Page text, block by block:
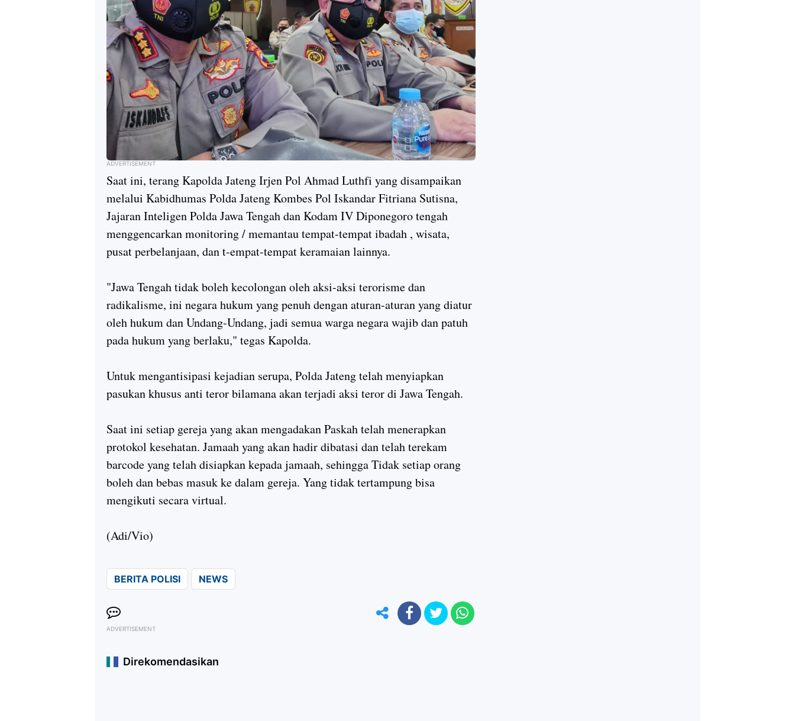
ADVERTISEMENT
Saat ini, terang Kapolda Jateng Irjen Pol Ahmad Luthfi yang disampaikan
melalui Kabidhumas Polda Jateng Kombes Pol Iskandar Fitriana Sutisna,
Jajaran Inteligen Polda Jawa Tengah dan Kodam IV Diponegoro tengah
menggencarkan monitoring / memantau tempat-tempat ibadah , wisata,
pusat perbelanjaan, dan t-empat-tempat keramaian lainnya.
"Jawa Tengah tidak boleh kecolongan oleh aksi-aksi terorisme dan
radikalisme, ini negara hukum yang penuh dengan aturan-aturan yang diatur
oleh hukum dan Undang-Undang, jadi semua warga negara wajib dan patuh
pada hukum yang berlaku," tegas Kapolda.
Untuk mengantisipasi kejadian serupa, Polda Jateng telah menyiapkan
pasukan khusus anti teror bilamana akan terjadi aksi teror di Jawa Tengah.
Saat ini setiap gereja yang akan mengadakan Paskah telah menerapkan
protokol kesehatan. Jamaah yang akan hadir dibatasi dan telah terekam
barcode yang telah disiapkan kepada jamaah, sehingga Tidak setiap orang
boleh dan bebas masuk ke dalam gereja. Yang tidak tertampung bisa
mengikuti secara virtual.
(Adi/Vio)
BERITA POLISI NEWS
ADVERTISEMENT
Direkomendasikan